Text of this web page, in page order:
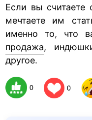
Если вы считаете
мечтаете им
именно то, что
продажа,
другое.
0 0